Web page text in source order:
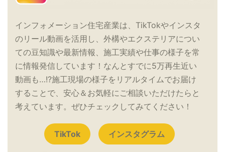
インフォメーション住宅産業は、TikTokやインスタ
のリール動画を活用し、外構やエクステリアについ
ての豆知識や最新情報、施工実績や仕事の様子を常
に情報発信しています！なんとすでに5万再生近い
動画も…!?施工現場の様子をリアルタイムでお届け
することで、安心＆お気軽にご相談いただけたらと
考えています。ぜひチェックしてみてください！
TikTok インスタグラム